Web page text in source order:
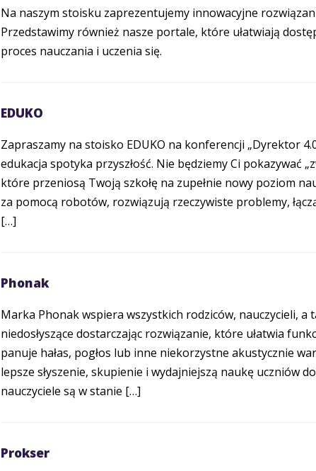
Na naszym stoisku zaprezentujemy innowacyjne
Przedstawimy również nasze portale, które ułatwiają
proces nauczania i uczenia się.
EDUKO
Zapraszamy na stoisko EDUKO na konferencji „Dyrektor
edukacja spotyka przyszłość. Nie będziemy Ci pokazywać
które przeniosą Twoją szkołę na zupełnie nowy poziom
za pomocą robotów, rozwiązują rzeczywiste problemy,
[…]
Phonak
Marka Phonak wspiera wszystkich rodziców, nauczycieli, a
niedosłyszące dostarczając rozwiązanie, które ułatwia
panuje hałas, pogłos lub inne niekorzystne akustycznie
lepsze słyszenie, skupienie i wydajniejszą naukę uczniów
nauczyciele są w stanie […]
Prokser